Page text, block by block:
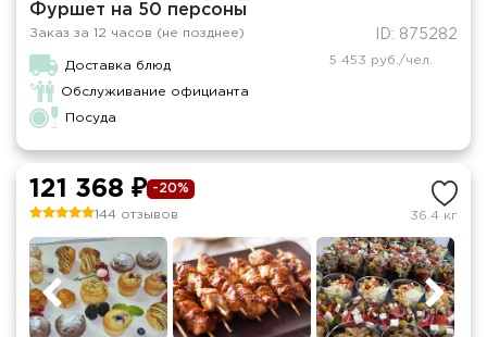
Фуршет на 50 персоны
Заказ за 12 часов (не позднее) ID: 875282
Доставка блюд
Обслуживание официанта
Посуда
5 453 руб./чел.
121 368 ₽ -20%
144 отзывов 36.4 кг